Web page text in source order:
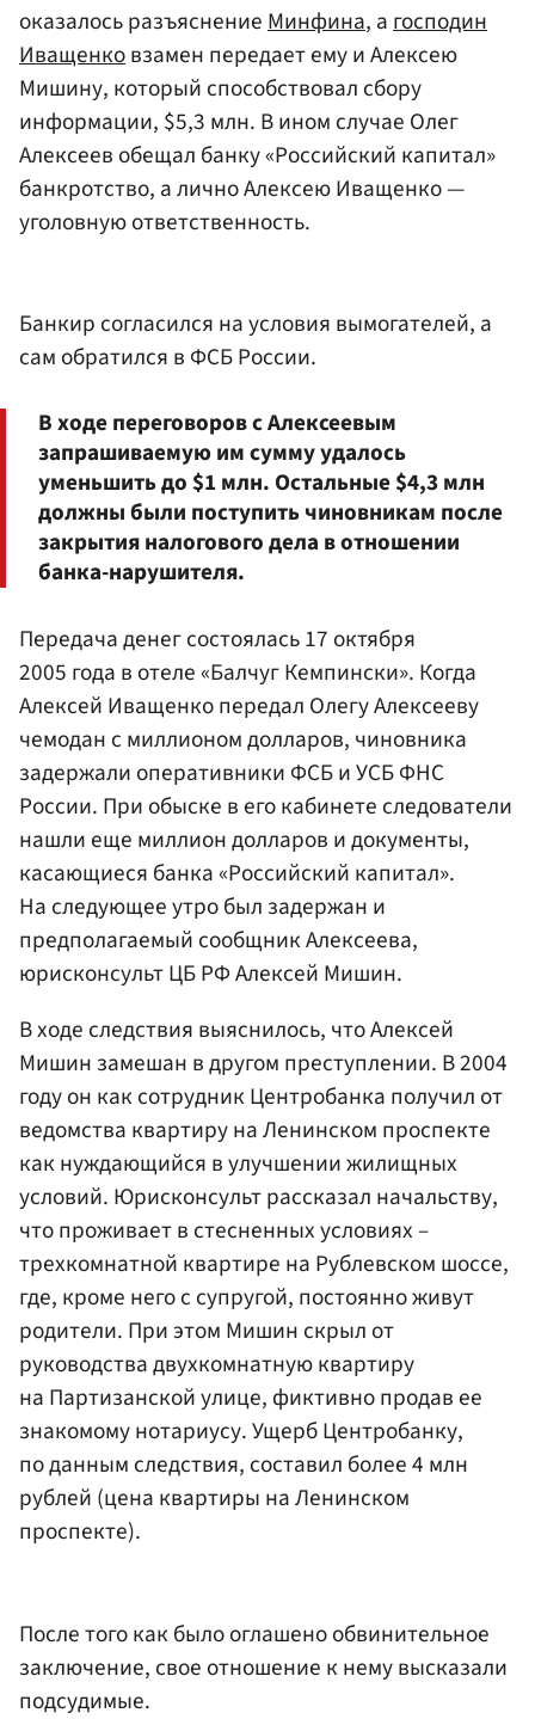
оказалось разъяснениеМинфина, агосподин
Иващенковзамен передает ему и Алексею
Мишину, который способствовал сбору
информации, $5,3 млн. В ином случае Олег
Алексеев обещал банку «Российский капитал»
банкротство, а лично Алексею Иващенко —
уголовную ответственность.
Банкир согласился на условия вымогателей, а
сам обратился в ФСБ России.
В ходе переговоров с Алексеевым
запрашиваемую им сумму удалось
уменьшить до $1 млн. Остальные $4,3 млн
должны были поступить чиновникам после
закрытия налогового дела в отношении
банка-нарушителя.
Передача денег состоялась 17 октября
2005 года в отеле «Балчуг Кемпински». Когда
Алексей Иващенко передал Олегу Алексееву
чемодан с миллионом долларов, чиновника
задержали оперативники ФСБ и УСБ ФНС
России. При обыске в его кабинете следователи
нашли еще миллион долларов и документы,
касающиеся банка «Российский капитал».
На следующее утро был задержан и
предполагаемый сообщник Алексеева,
юрисконсульт ЦБ РФ Алексей Мишин.
В ходе следствия выяснилось, что Алексей
Мишин замешан в другом преступлении. В 2004
году он как сотрудник Центробанка получил от
ведомства квартиру на Ленинском проспекте
как нуждающийся в улучшении жилищных
условий. Юрисконсульт рассказал начальству,
что проживает в стесненных условиях –
трехкомнатной квартире на Рублевском шоссе,
где, кроме него с супругой, постоянно живут
родители. При этом Мишин скрыл от
руководства двухкомнатную квартиру
на Партизанской улице, фиктивно продав ее
знакомому нотариусу. Ущерб Центробанку,
по данным следствия, составил более 4 млн
рублей (цена квартиры на Ленинском
проспекте).
После того как было оглашено обвинительное
заключение, свое отношение к нему высказали
подсудимые.